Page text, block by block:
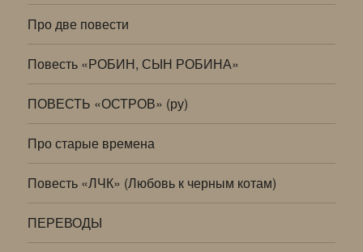
Про две повести
Повесть «РОБИН, СЫН РОБИНА»
ПОВЕСТЬ «ОСТРОВ» (ру)
Про старые времена
Повесть «ЛЧК» (Любовь к черным котам)
ПЕРЕВОДЫ